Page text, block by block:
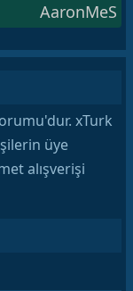
AaronMeS
xTurk
üye
alışverişi